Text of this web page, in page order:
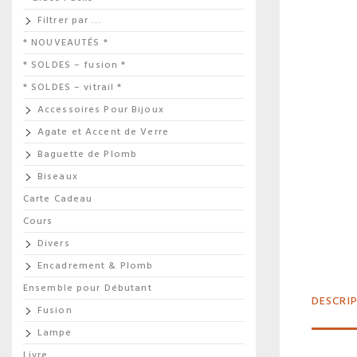
Filtrer par …
* NOUVEAUTÉS *
* SOLDES – fusion *
* SOLDES – vitrail *
Accessoires Pour Bijoux
Agate et Accent de Verre
Baguette de Plomb
Biseaux
Carte Cadeau
Cours
Divers
Encadrement & Plomb
Ensemble pour Débutant
Fusion
Lampe